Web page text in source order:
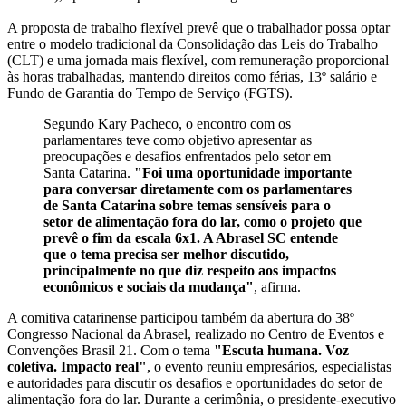
A proposta de trabalho flexível prevê que o trabalhador possa optar
entre o modelo tradicional da Consolidação das Leis do Trabalho
(CLT) e uma jornada mais flexível, com remuneração proporcional
às horas trabalhadas, mantendo direitos como férias, 13º salário e
Fundo de Garantia do Tempo de Serviço (FGTS).
Segundo Kary Pacheco, o encontro com os
parlamentares teve como objetivo apresentar as
preocupações e desafios enfrentados pelo setor em
Santa Catarina. "Foi uma oportunidade importante
para conversar diretamente com os parlamentares
de Santa Catarina sobre temas sensíveis para o
setor de alimentação fora do lar, como o projeto que
prevê o fim da escala 6x1. A Abrasel SC entende
que o tema precisa ser melhor discutido,
principalmente no que diz respeito aos impactos
econômicos e sociais da mudança", afirma.
A comitiva catarinense participou também da abertura do 38º
Congresso Nacional da Abrasel, realizado no Centro de Eventos e
Convenções Brasil 21. Com o tema "Escuta humana. Voz
coletiva. Impacto real", o evento reuniu empresários, especialistas
e autoridades para discutir os desafios e oportunidades do setor de
alimentação fora do lar. Durante a cerimônia, o presidente-executivo